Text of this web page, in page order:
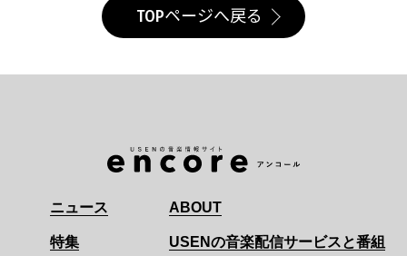
TOPページへ戻る
ニュース
特集
ABOUT
USENの音楽配信サービスと番組